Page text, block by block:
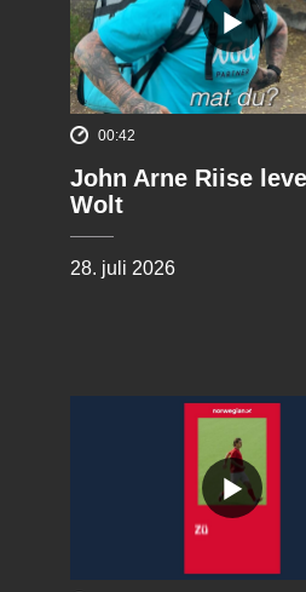
00:42
John Arne Riise
Wolt
28. juli 2026